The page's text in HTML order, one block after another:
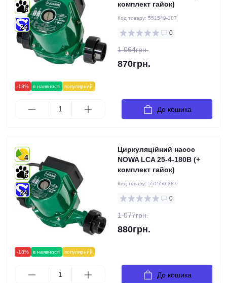
-18% в наявності популярний
6
24
комплект гайок)
Код товару: 551549-387
0
1 064грн.
870грн.
До кошика
-18% в наявності популярний
4
6
24
Циркуляційний насос
NOWA LCA 25-4-180B (+
комплект гайок)
Код товару: 551550-387
0
1 077грн.
880грн.
До кошика